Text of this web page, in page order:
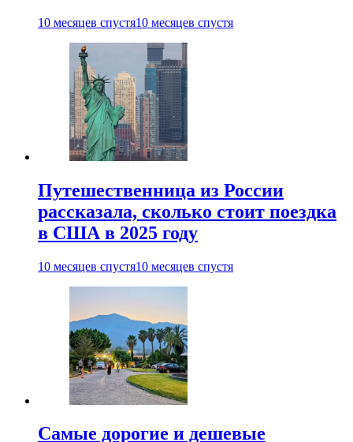
10 месяцев спустя10 месяцев спустя
Путешественница из России
рассказала, сколько стоит поездка
в США в 2025 году
10 месяцев спустя10 месяцев спустя
Самые дорогие и дешевые